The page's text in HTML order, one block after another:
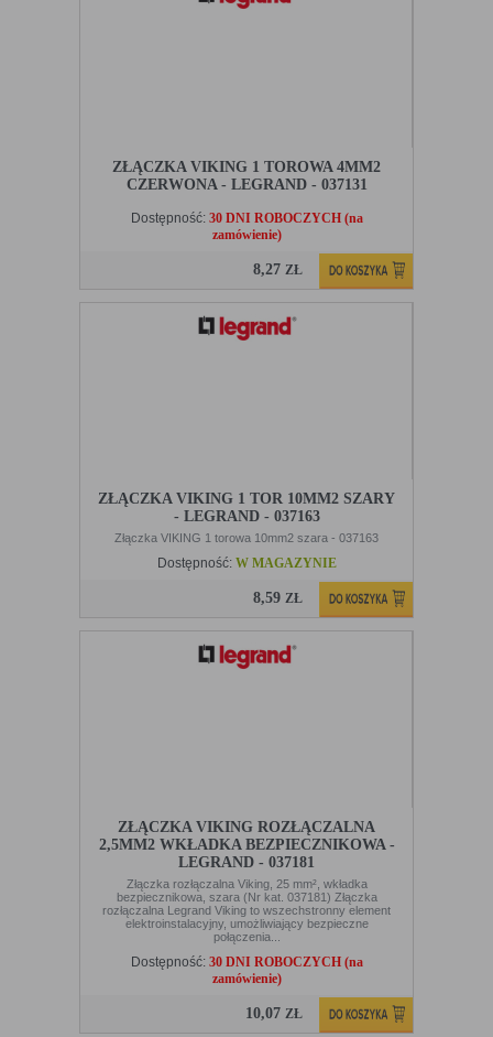
ZŁĄCZKA VIKING 1 TOROWA 4MM2
CZERWONA - LEGRAND - 037131
Dostępność: 30 DNI ROBOCZYCH (na
zamówienie)
8,27ZŁ
ZŁĄCZKA VIKING 1 TOR 10MM2 SZARY
- LEGRAND - 037163
Złączka VIKING 1 torowa 10mm2 szara - 037163
Dostępność: W MAGAZYNIE
8,59ZŁ
ZŁĄCZKA VIKING ROZŁĄCZALNA
2,5MM2 WKŁADKA BEZPIECZNIKOWA -
LEGRAND - 037181
Złączka rozłączalna Viking, 25 mm², wkładka
bezpiecznikowa, szara (Nr kat. 037181) Złączka
rozłączalna Legrand Viking to wszechstronny element
elektroinstalacyjny, umożliwiający bezpieczne
połączenia...
Dostępność: 30 DNI ROBOCZYCH (na
zamówienie)
10,07ZŁ